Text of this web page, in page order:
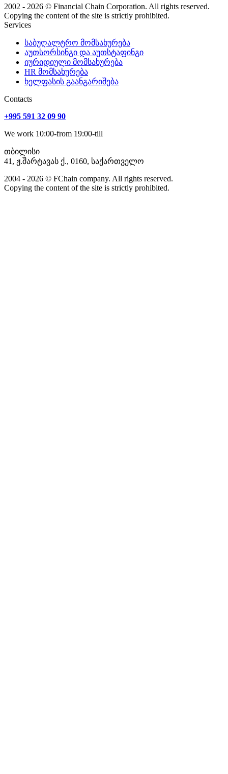
2002 - 2026 © Financial Chain Corporation. All rights reserved.
Copying the content of the site is strictly prohibited.
Services
საბუღალტრო მომსახურება
აუთსორსინგი და აუთსტაფინგი
იურიდიული მომსახურება
HR მომსახურება
ხელფასის გაანგარიშება
Сontacts
+995 591 32 09 90
We work 10:00-from 19:00-till
თბილისი
41, ჟ.შარტავას ქ., 0160, საქართველო
2004 - 2026 © FChain company. All rights reserved.
Copying the content of the site is strictly prohibited.